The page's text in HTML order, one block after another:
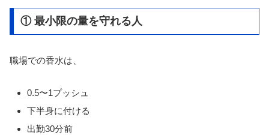
① 最小限の量を守れる人
職場での香水は、
0.5〜1プッシュ
下半身に付ける
出勤30分前